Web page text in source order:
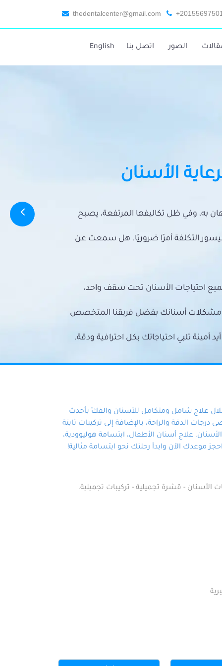
thedentalcenter@gmail.com
الصور اتصل بنا English
الأسنان
به، وفي ظل تكاليفها المرتفعة، يصبح
التكلفة أمرًا ضروريًا. هل سمعت عن
احتياجات الأسنان تحت سقف واحد،
مشكلات أسنانك بفضل فريقنا المتخصص
تلبي احتياجاتك بكل احترافية ودقة.
علاج شامل ومتكامل للأسنان والفكّ بأحدث
الدقة والراحة، بالإضافة إلى تركيبات ثابتة
علاج أسنان الأطفال، ابتسامة هوليوودية،
موعدك الآن وابدأ رحلتك نحو ابتسامة مثالية!
الأسنان - قشرة تجميلية - تركيبات تجميلية.